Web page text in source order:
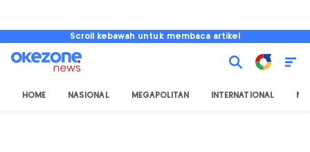
Scroll kebawah untuk membaca artikel
HOME NASIONAL MEGAPOLITAN INTERNATIONAL